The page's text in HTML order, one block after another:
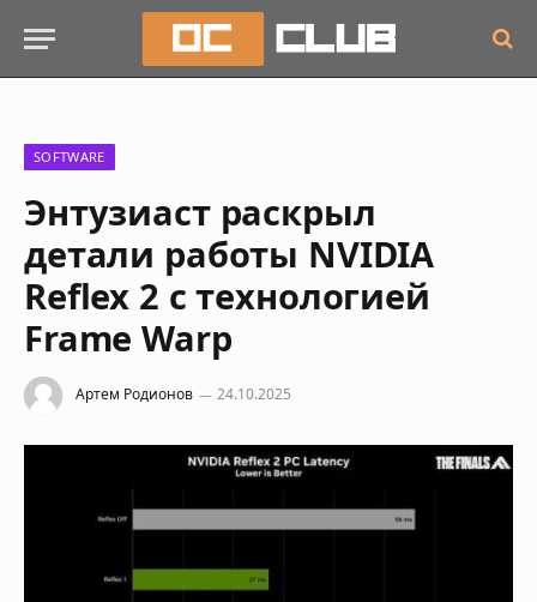
SOFTWARE
Энтузиаст раскрыл
детали работы NVIDIA
Reflex 2 с технологией
Frame Warp
Артем Родионов 24.10.2025